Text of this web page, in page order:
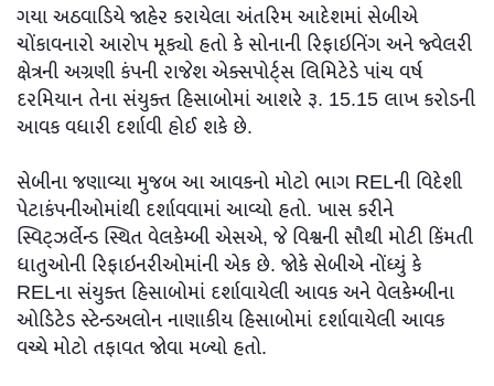
ગયા અઠવાડિયે જાહેર કરાયેલા અંતરિમ આદેશમાં સેબીએ
ચોંકાવનારો આરોપ મૂક્યો હતો કે સોનાની રિફાઇનિંગ અને જ્વેલરી
ક્ષેત્રની અગ્રણી કંપની રાજેશ એક્સપોર્ટ્સ લિમિટેડે પાંચ વર્ષ
દરમિયાન તેના સંયુક્ત હિસાબોમાં આશરે રૂ. 15.15 લાખ કરોડની
આવક વધારી દર્શાવી હોઈ શકે છે.
સેબીના જણાવ્યા મુજબ આ આવકનો મોટો ભાગ RELની વિદેશી
પેટાકંપનીઓમાંથી દર્શાવવામાં આવ્યો હતો. ખાસ કરીને
સ્વિટ્ઝર્લેન્ડ સ્થિત વેલકેમ્બી એસએ, જે વિશ્વની સૌથી મોટી કિંમતી
ધાતુઓની રિફાઇનરીઓમાંની એક છે. જોકે સેબીએ નોંધ્યું કે
RELના સંયુક્ત હિસાબોમાં દર્શાવાયેલી આવક અને વેલકેમ્બીના
ઓડિટેડ સ્ટેન્ડઅલોન નાણાકીય હિસાબોમાં દર્શાવાયેલી આવક
વચ્ચે મોટો તફાવત જોવા મળ્યો હતો.